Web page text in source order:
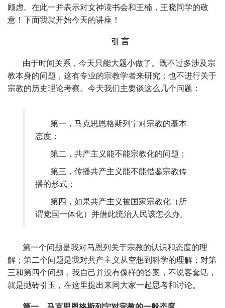
顾虑。在此一并表示对女神读书会和王楠，王晓同学的敬
意！下面我就开始今天的讲座！
引 言
由于时间关系，今天只能大题小做了。既不过多涉及宗
教本身的问题，这有专业的宗教学者来研究；也不进行关于
宗教的历史理论考察。今天我们主要谈这么几个问题：
第一，马克思恩格斯列宁对宗教的基本
态度；
第二，共产主义能不能宗教化的问题；
第三，传播共产主义能不能借鉴宗教传
播的形式；
第四，如果共产主义被国家宗教化（所
谓党国一体化）并借此统治人民该怎么办。
第一个问题是我对马恩列关于宗教的认识和态度的理
解；第二个问题是我对共产主义从空想到科学的理解；对第
三和第四个问题，我自己并没有像样的答案，不说客套话，
就是抛砖引玉，在这里提出来同大家一起思考和讨论。